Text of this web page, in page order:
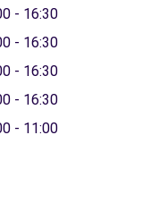
- 16:30
- 16:30
- 16:30
- 16:30
- 11:00